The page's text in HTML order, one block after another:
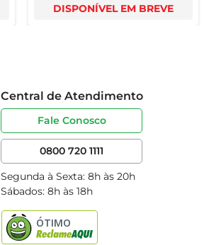
DISPONÍVEL EM BREVE
Central de Atendimento
Fale Conosco
0800 720 1111
Segunda à Sexta: 8h às 20h
Sábados: 8h às 18h